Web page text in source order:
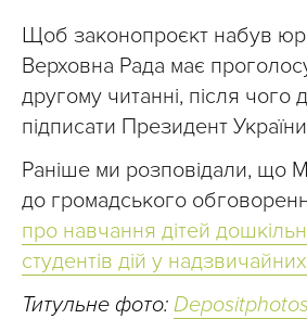
Щоб законопроєкт набув
Верховна Рада має
другому читанні, після чого
підписати Президент
Раніше ми розповідали, що
до громадського
про навчання дітей
студентів дій у
Титульне фото: